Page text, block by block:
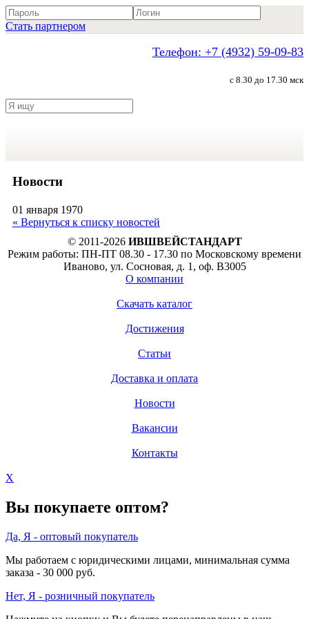
Стать партнером
Телефон: +7 (4932) 59-09-83
с 8.30 до 17.30 мск
Новости
01 января 1970
« Вернуться к списку новостей
© 2011-2026 ИВШВЕЙСТАНДАРТ
Режим работы: ПН-ПТ 08.30 - 17.30 по Московскому времени
Иваново, ул. Сосновая, д. 1, оф. В3005
О компании
Скачать каталог
Достижения
Статьи
Доставка и оплата
Новости
Вакансии
Контакты
X
Вы покупаете оптом?
Да, Я - оптовый покупатель
Мы работаем с юридическими лицами, минимальная сумма
заказа - 30 000 руб.
Нет, Я - розничный покупатель